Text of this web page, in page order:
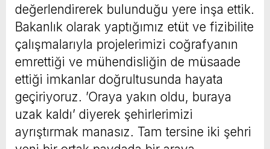
değerlendirerek bulunduğu yere inşa ettik.
Bakanlık olarak yaptığımız etüt ve fizibilite
çalışmalarıyla projelerimizi coğrafyanın
emrettiği ve mühendisliğin de müsaade
ettiği imkanlar doğrultusunda hayata
geçiriyoruz. ’Oraya yakın oldu, buraya
uzak kaldı’ diyerek şehirlerimizi
ayrıştırmak manasız. Tam tersine iki şehri